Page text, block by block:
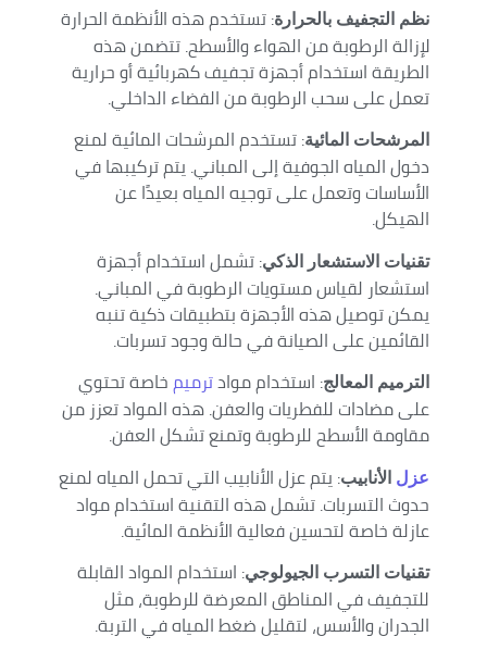
نظم التجفيف بالحرارة: تستخدم هذه الأنظمة الحرارة
لإزالة الرطوبة من الهواء والأسطح. تتضمن هذه
الطريقة استخدام أجهزة تجفيف كهربائية أو حرارية
تعمل على سحب الرطوبة من الفضاء الداخلي.
المرشحات المائية: تستخدم المرشحات المائية لمنع
دخول المياه الجوفية إلى المباني. يتم تركيبها في
الأساسات وتعمل على توجيه المياه بعيدًا عن
الهيكل.
تقنيات الاستشعار الذكي: تشمل استخدام أجهزة
استشعار لقياس مستويات الرطوبة في المباني.
يمكن توصيل هذه الأجهزة بتطبيقات ذكية تنبه
القائمين على الصيانة في حالة وجود تسربات.
الترميم المعالج: استخدام موادترميمخاصة تحتوي
على مضادات للفطريات والعفن. هذه المواد تعزز من
مقاومة الأسطح للرطوبة وتمنع تشكل العفن.
عزل الأنابيب: يتم عزل الأنابيب التي تحمل المياه لمنع
حدوث التسربات. تشمل هذه التقنية استخدام مواد
عازلة خاصة لتحسين فعالية الأنظمة المائية.
تقنيات التسرب الجيولوجي: استخدام المواد القابلة
للتجفيف في المناطق المعرضة للرطوبة، مثل
الجدران والأسس، لتقليل ضغط المياه في التربة.